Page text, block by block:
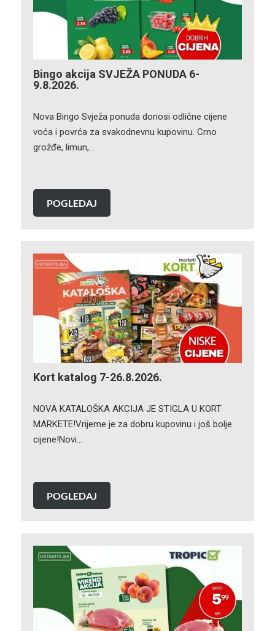
Bingo akcija SVJEŽA PONUDA 6-
9.8.2026.
Nova Bingo Svježa ponuda donosi odlične cijene
voća i povrća za svakodnevnu kupovinu. Crno
grožđe, limun,…
POGLEDAJ
Kort katalog 7-26.8.2026.
NOVA KATALOŠKA AKCIJA JE STIGLA U KORT
MARKETE!Vrijeme je za dobru kupovinu i još bolje
cijene!Novi…
POGLEDAJ